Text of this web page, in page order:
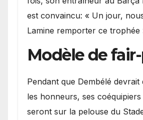
est convaincu: « Un jour,
Lamine remporter ce trophée
Modèle de
Pendant que Dembélé
les honneurs, ses coéquipiers
seront sur la pelouse du